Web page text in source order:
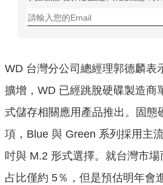
WD 台灣分公司總經理郭德麟表
擴增，WD 已經跳脫硬碟製造商
式儲存相關應用產品推出。固態
項，Blue 與 Green 系列採用主
吋與 M.2 形式選擇。就台灣市
占比僅約 5％，但是預估明年會